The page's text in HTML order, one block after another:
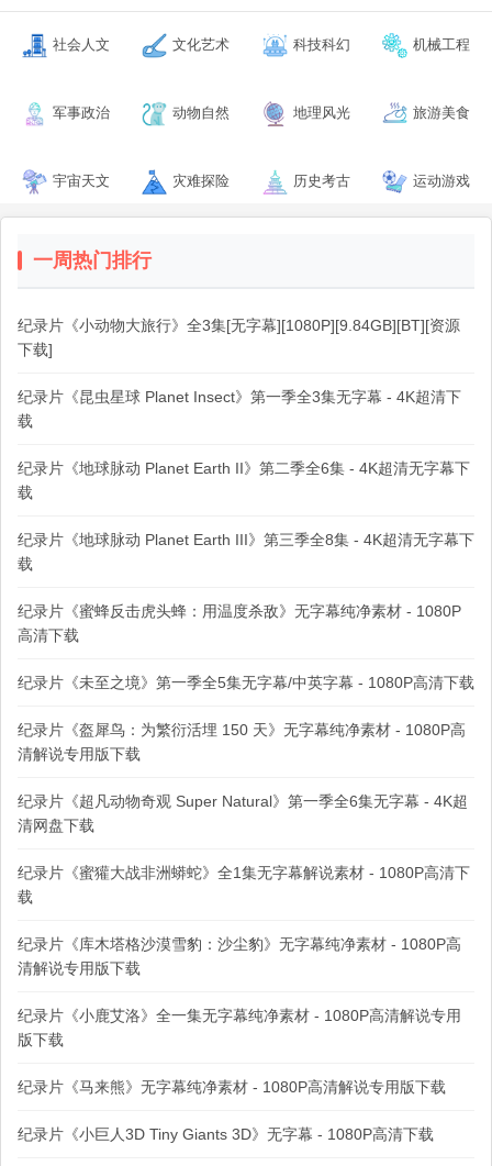
社会人文 文化艺术 科技科幻 机械工程
军事政治 动物自然 地理风光 旅游美食
宇宙天文 灾难探险 历史考古 运动游戏
一周热门排行
纪录片《小动物大旅行》全3集[无字幕][1080P][9.84GB][BT][资源
下载]
纪录片《昆虫星球 Planet Insect》第一季全3集无字幕 - 4K超清下
载
纪录片《地球脉动 Planet Earth II》第二季全6集 - 4K超清无字幕下
载
纪录片《地球脉动 Planet Earth III》第三季全8集 - 4K超清无字幕下
载
纪录片《蜜蜂反击虎头蜂：用温度杀敌》无字幕纯净素材 - 1080P
高清下载
纪录片《未至之境》第一季全5集无字幕/中英字幕 - 1080P高清下载
纪录片《盔犀鸟：为繁衍活埋 150 天》无字幕纯净素材 - 1080P高
清解说专用版下载
纪录片《超凡动物奇观 Super Natural》第一季全6集无字幕 - 4K超
清网盘下载
纪录片《蜜獾大战非洲蟒蛇》全1集无字幕解说素材 - 1080P高清下
载
纪录片《库木塔格沙漠雪豹：沙尘豹》无字幕纯净素材 - 1080P高
清解说专用版下载
纪录片《小鹿艾洛》全一集无字幕纯净素材 - 1080P高清解说专用
版下载
纪录片《马来熊》无字幕纯净素材 - 1080P高清解说专用版下载
纪录片《小巨人3D Tiny Giants 3D》无字幕 - 1080P高清下载